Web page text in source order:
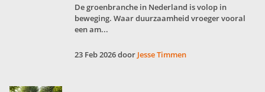
De groenbranche in Nederland is volop in
beweging. Waar duurzaamheid vroeger vooral
een am...
23 Feb 2026 door Jesse Timmen